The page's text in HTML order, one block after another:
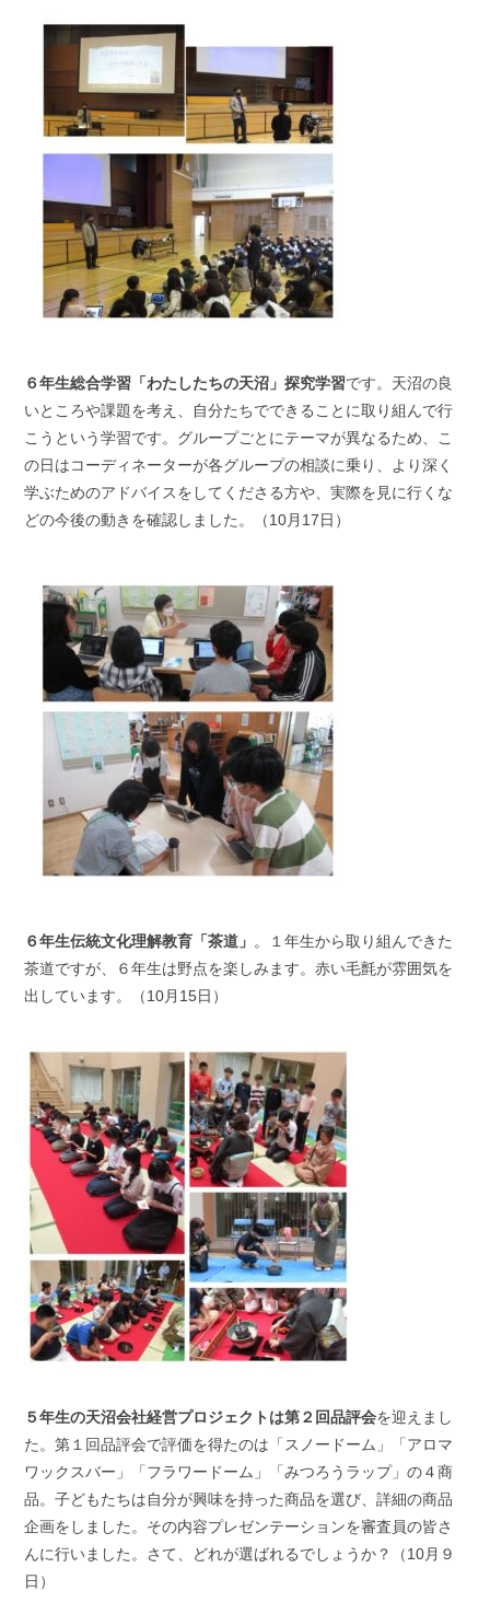
６年生総合学習「わたしたちの天沼」探究学習です。天沼の良
いところや課題を考え、自分たちでできることに取り組んで行
こうという学習です。グループごとにテーマが異なるため、こ
の日はコーディネーターが各グループの相談に乗り、より深く
学ぶためのアドバイスをしてくださる方や、実際を見に行くな
どの今後の動きを確認しました。（10月17日）
６年生伝統文化理解教育「茶道」 。１年生から取り組んできた
茶道ですが、６年生は野点を楽しみます。赤い毛氈が雰囲気を
出しています。（10月15日）
５年生の天沼会社経営プロジェクトは第２回品評会を迎えまし
た。第１回品評会で評価を得たのは「スノードーム」「アロマ
ワックスバー」「フラワードーム」「みつろうラップ」の４商
品。子どもたちは自分が興味を持った商品を選び、詳細の商品
企画をしました。その内容プレゼンテーションを審査員の皆さ
んに行いました。さて、どれが選ばれるでしょうか？（10月９
日）